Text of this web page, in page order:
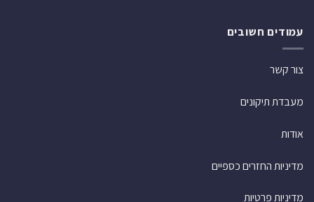
עמודים חשובים
צור קשר
מעבדת תיקונים
אודות
מדיניות החזרים כספיים
מדיניות פרטיות